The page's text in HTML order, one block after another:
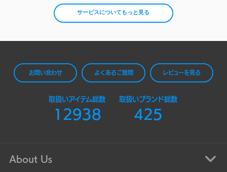
サービスについてもっと見る
お問い合わせ よくあるご質問 レビューを見る
取扱いアイテム総数
12938
取扱いブランド総数
425
About Us